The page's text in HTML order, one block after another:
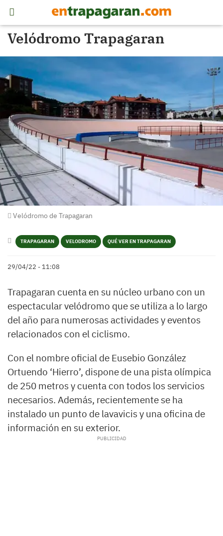
Velódromo Trapagaran
Velódromo de Trapagaran
TRAPAGARAN VELODROMO QUÉ VER EN TRAPAGARAN
29/04/22 - 11:08
Trapagaran cuenta en su núcleo urbano con un
espectacular velódromo que se utiliza a lo largo
del año para numerosas actividades y eventos
relacionados con el ciclismo.
Con el nombre oficial de Eusebio González
Ortuendo ‘Hierro’, dispone de una pista olímpica
de 250 metros y cuenta con todos los servicios
necesarios. Además, recientemente se ha
instalado un punto de lavavicis y una oficina de
información en su exterior.